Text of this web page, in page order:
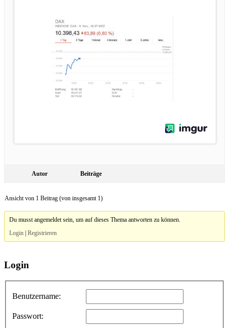
Autor Beiträge
Ansicht von 1 Beitrag (von insgesamt 1)
Du musst angemeldet sein, um auf dieses Thema antworten zu können.
Login |Registrieren
Login
Benutzername:
Passwort: